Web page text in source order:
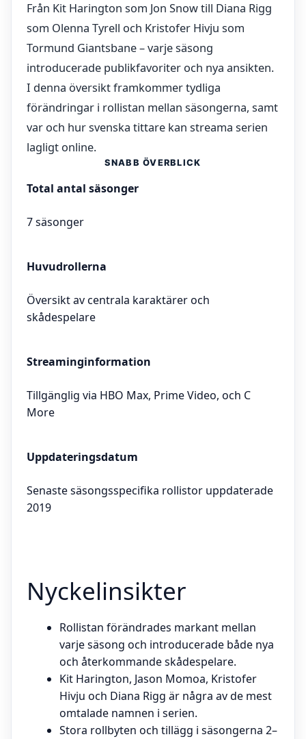
Från Kit Harington som Jon Snow till Diana Rigg
som Olenna Tyrell och Kristofer Hivju som
Tormund Giantsbane – varje säsong
introducerade publikfavoriter och nya ansikten.
I denna översikt framkommer tydliga
förändringar i rollistan mellan säsongerna, samt
var och hur svenska tittare kan streama serien
lagligt online.
SNABB ÖVERBLICK
Total antal säsonger
7 säsonger
Huvudrollerna
Översikt av centrala karaktärer och
skådespelare
Streaminginformation
Tillgänglig via HBO Max, Prime Video, och C
More
Uppdateringsdatum
Senaste säsongsspecifika rollistor uppdaterade
2019
Nyckelinsikter
Rollistan förändrades markant mellan
varje säsong och introducerade både nya
och återkommande skådespelare.
Kit Harington, Jason Momoa, Kristofer
Hivju och Diana Rigg är några av de mest
omtalade namnen i serien.
Stora rollbyten och tillägg i säsongerna 2–